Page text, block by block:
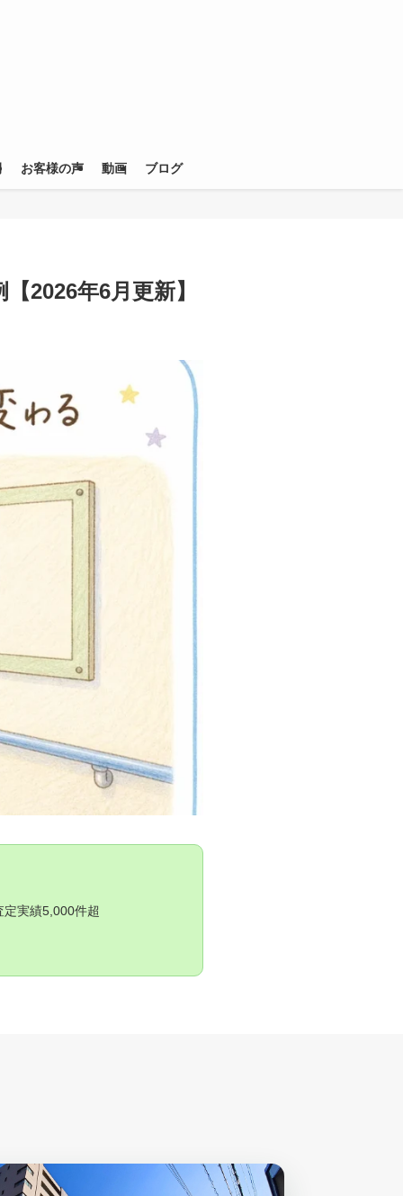
お客様の声 動画 ブログ
2026年6月更新】
実績5,000件超